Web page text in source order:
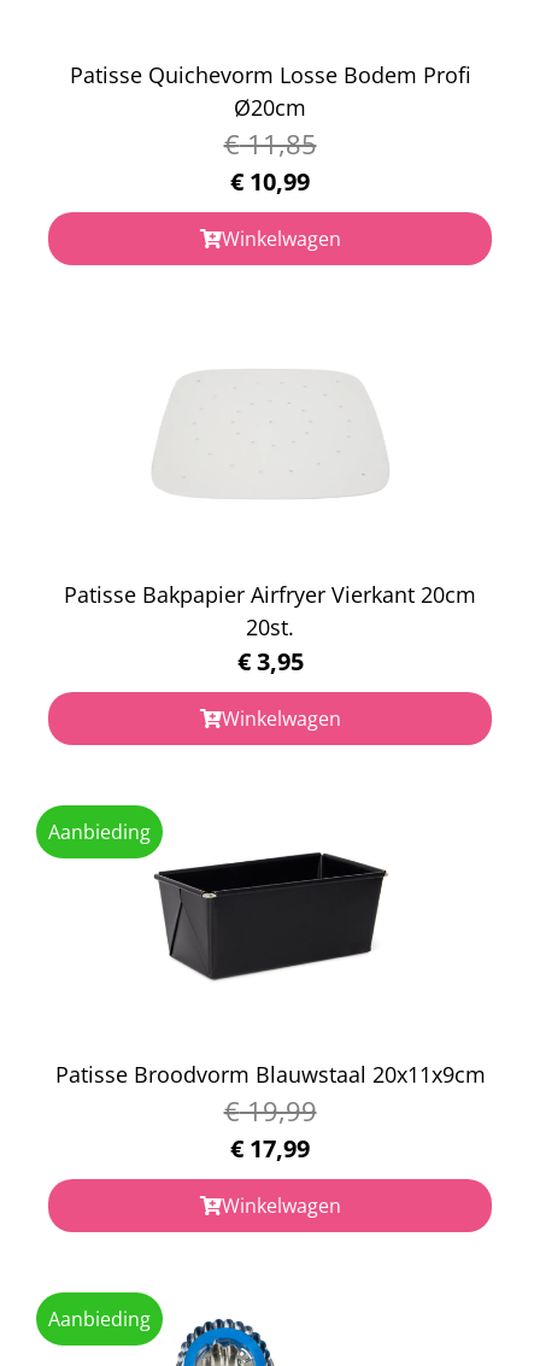
Patisse Quichevorm Losse Bodem Profi
Ø20cm
€11,85
€ 10,99
Winkelwagen
Patisse Bakpapier Airfryer Vierkant 20cm
20st.
€3,95
Winkelwagen
Aanbieding
Patisse Broodvorm Blauwstaal 20x11x9cm
€19,99
€ 17,99
Winkelwagen
Aanbieding